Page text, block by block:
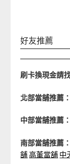
好友推薦
刷卡換現金請
北部當舖推薦：
中部當舖推薦：
南部當舖推薦：
舖高董當舖 中